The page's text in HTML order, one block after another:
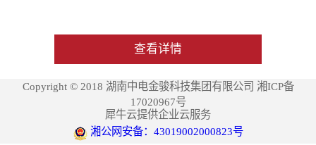
查看详情
Copyright © 2018 湖南中电金骏科技集团有限公司 湘ICP备
17020967号
犀牛云提供企业云服务
湘公网安备：43019002000823号